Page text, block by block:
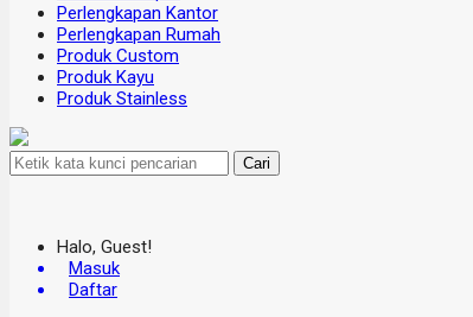
Perlengkapan Kantor
Perlengkapan Rumah
Produk Custom
Produk Kayu
Produk Stainless
Cari
Halo, Guest!
Masuk
Daftar